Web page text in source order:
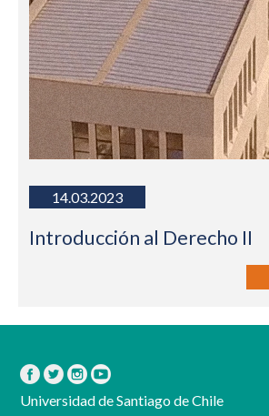
14.03.2023
Introducción al Derecho II
Universidad de Santiago de Chile